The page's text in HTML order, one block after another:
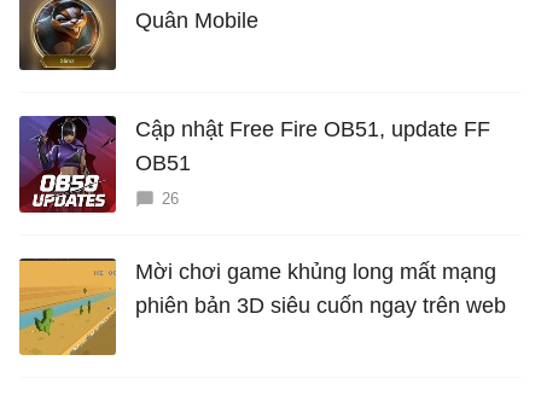
Quân Mobile
Cập nhật Free Fire OB51, update FF
OB51
26
Mời chơi game khủng long mất mạng
phiên bản 3D siêu cuốn ngay trên web